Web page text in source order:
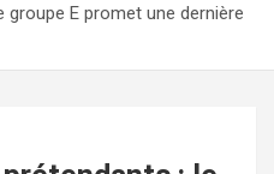
groupe E promet une dernière